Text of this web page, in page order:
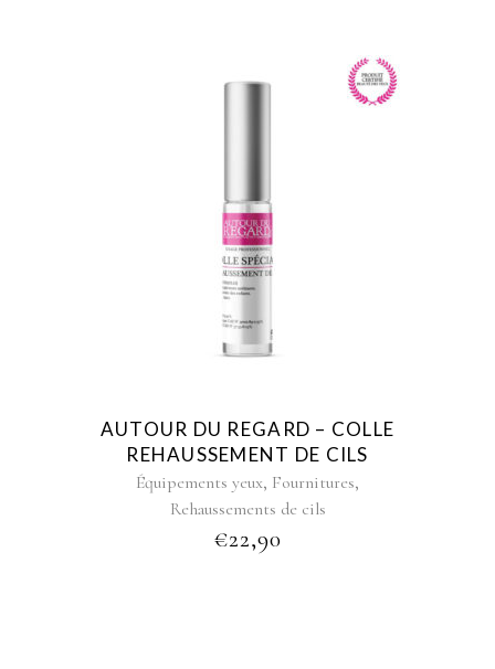
AUTOUR DU REGARD – COLLE
REHAUSSEMENT DE CILS
Équipements yeux, Fournitures,
Rehaussements de cils
€22,90